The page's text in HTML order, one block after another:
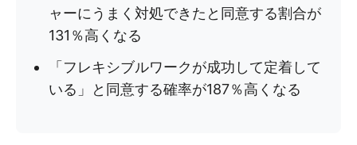
ャーにうまく対処できたと同意する割合が
131％高くなる
「フレキシブルワークが成功して定着して
いる」と同意する確率が187％高くなる